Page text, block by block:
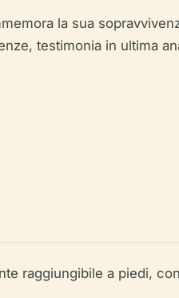
la sua
testimonia in ultima
raggiungibile a piedi,